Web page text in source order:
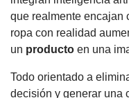
que realmente encajan
ropa con realidad
un producto en una
Todo orientado a
decisión y generar una